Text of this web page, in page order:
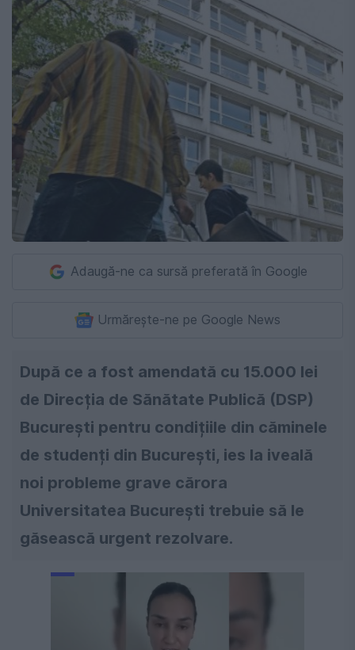
Adaugă-ne ca sursă preferată în Google
Urmărește-ne pe Google News
După ce a fost amendată cu 15.000 lei
de Direcția de Sănătate Publică (DSP)
București pentru condițiile din căminele
de studenți din București, ies la iveală
noi probleme grave cărora
Universitatea Bucureşti trebuie să le
găsească urgent rezolvare.